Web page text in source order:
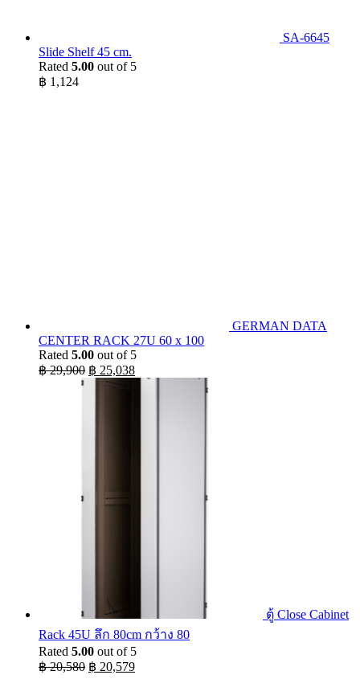
SA-6645
Slide Shelf 45 cm.
Rated 5.00 out of 5
฿ 1,124
GERMAN DATA
CENTER RACK 27U 60 x 100
Rated 5.00 out of 5
฿29,900 Original
price
฿ 25,038Current
price
ตู้ Close Cabinet
Rack 45U ลึก 80cm กว้าง 80
Rated 5.00 out of 5
฿20,580 Original
฿ 20,579Current